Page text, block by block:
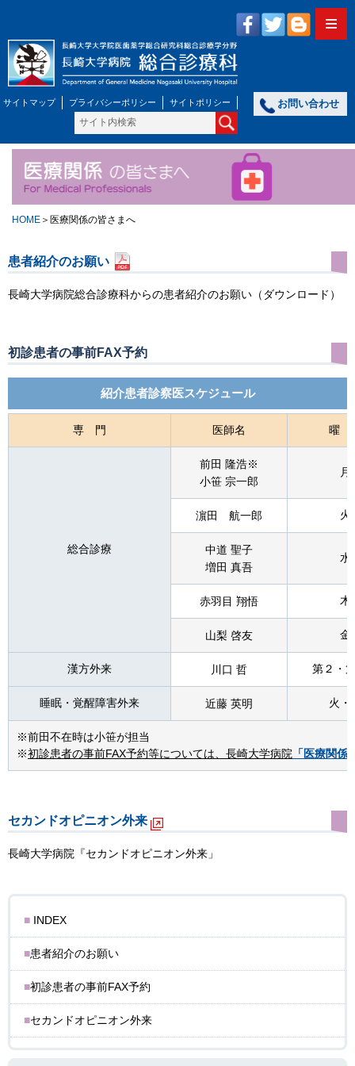
お問い合わせ
サイトマップ プライバシーポリシー サイトポリシー
HOME ＞医療関係の皆さまへ
患者紹介のお願い
長崎大学病院総合診療科からの患者紹介のお願い（ダウンロード）
初診患者の事前FAX予約
紹介患者診察医スケジュール
専 門 医師名 曜
総合診療
前田 隆浩※
小笹 宗一郎
月
濵田 航一郎 火
中道 聖子
増田 真吾
水
赤羽目 翔悟 木
山梨 啓友 金
漢方外来 川口 哲 第２・
睡眠・覚醒障害外来 近藤 英明 火・
※前田不在時は小笹が担当
※初診患者の事前FAX予約等については、長崎大学病院 「医療関係
セカンドオピニオン外来
長崎大学病院『セカンドオピニオン外来」
INDEX
患者紹介のお願い
初診患者の事前FAX予約
セカンドオピニオン外来